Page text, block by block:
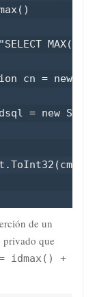
cn = new
= new
de un
privado que
idmax() +